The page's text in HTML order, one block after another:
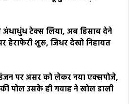
टेक्स लिया, अब हिसाब देने
हेराफेरी शुरू, जिधर देखो निहायत
पर असर को लेकर नया एक्सपोजे,
पोल उसके ही गवाह ने खोल डाली